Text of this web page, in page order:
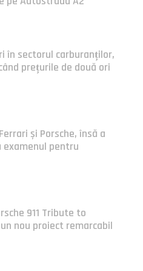
în sectorul carburanților,
prețurile de două ori
și Porsche, însă a
pentru
911 Tribute to
nou proiect remarcabil